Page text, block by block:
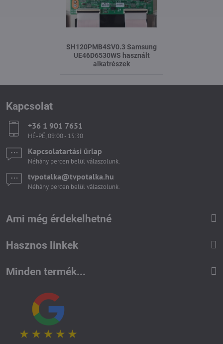
SH120PMB4SV0.3 Samsung
UE46D6530WS használt
alkatrészek
Kapcsolat
+36 1 901 7651
HÉ-PÉ, 09:00 - 15:30
Kapcsolatartási űrlap
Néhány percen belül válaszolunk.
tvpotalka​@tvpotalka​.hu
Néhány percen belül válaszolunk.
Ami még érdekelhetné
Hasznos linkek
Minden termék...